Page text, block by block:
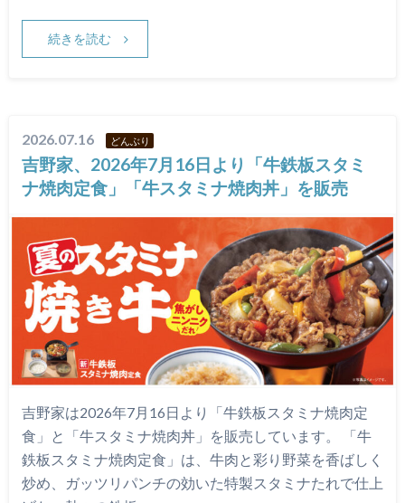
続きを読む
2026.07.16 どんぶり
吉野家、2026年7月16日より「牛鉄板スタミ
ナ焼肉定食」「牛スタミナ焼肉丼」を販売
吉野家は2026年7月16日より「牛鉄板スタミナ焼肉定
食」と「牛スタミナ焼肉丼」を販売しています。 「牛
鉄板スタミナ焼肉定食」は、牛肉と彩り野菜を香ばしく
炒め、ガッツリパンチの効いた特製スタミナたれで仕上